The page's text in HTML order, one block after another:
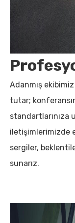
Adanmış
tutar;
standartlarınıza
iletişimlerimizde
sergiler,
sunarız.